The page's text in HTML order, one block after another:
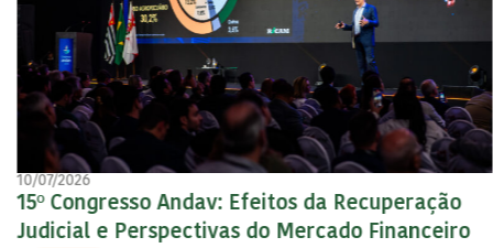
10/07/2026
15º Congresso Andav: Efeitos da Recuperação
Judicial e Perspectivas do Mercado Financeiro